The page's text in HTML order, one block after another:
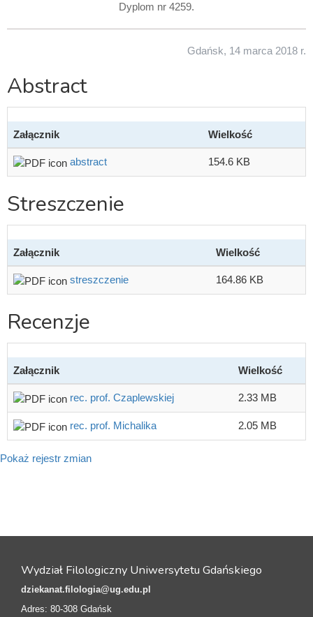
Dyplom nr 4259.
Gdańsk, 14 marca 2018 r.
Abstract
Załącznik Wielkość
abstract 154.6 KB
Streszczenie
Załącznik Wielkość
streszczenie 164.86 KB
Recenzje
Załącznik Wielkość
rec. prof. Czaplewskiej 2.33 MB
rec. prof. Michalika 2.05 MB
Pokaż rejestr zmian
Wydział Filologiczny Uniwersytetu Gdańskiego
dziekanat.filologia@ug.edu.pl
Adres: 80-308 Gdańsk